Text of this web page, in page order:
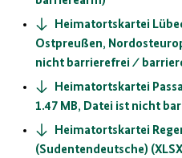
Heimatortskartei
Ostpreußen,
nicht barrierefrei ⁄
Heimatortskartei
1.47 MB, Datei ist nicht
Heimatortskartei
(Sudentendeutsche)